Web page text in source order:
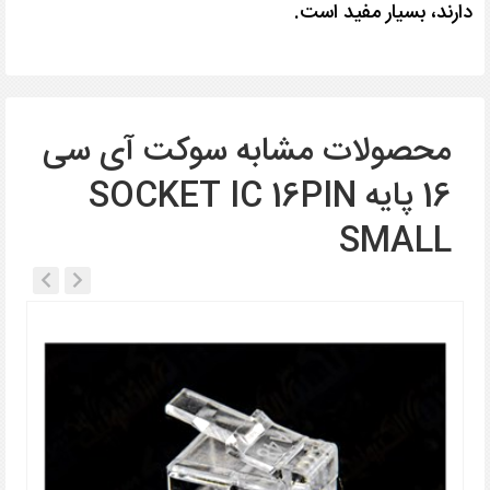
دارند، بسیار مفید است.
محصولات مشابه سوکت آی سی
16 پایه SOCKET IC 16PIN
SMALL